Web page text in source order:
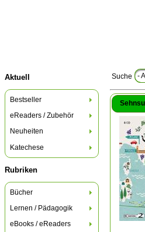
Aktuell
Bestseller
eReaders / Zubehör
Neuheiten
Katechese
Rubriken
Bücher
Lernen / Pädagogik
eBooks / eReaders
Suche -